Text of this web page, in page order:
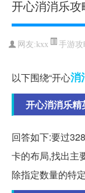
开心消消乐攻
网友:kxx 手游攻
以下围绕“开心消
开心消消乐
回答如下:要过
卡的布局,找出主
除指定数量的特